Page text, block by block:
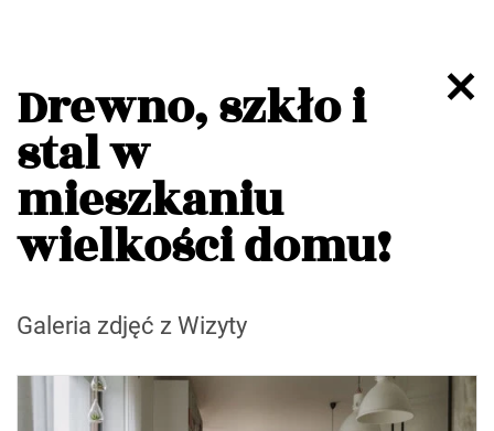
Drewno, szkło i
stal w
mieszkaniu
wielkości domu!
Galeria zdjęć z Wizyty